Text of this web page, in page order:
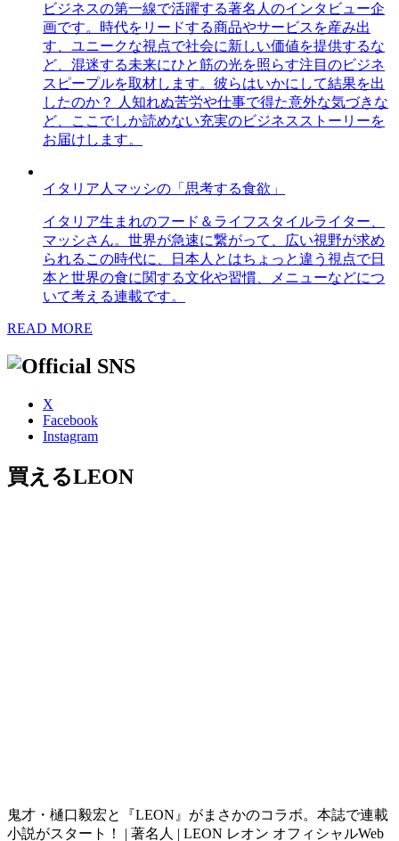
ビジネスの第一線で活躍する著名人のインタビュー企
画です。時代をリードする商品やサービスを産み出
す、ユニークな視点で社会に新しい価値を提供するな
ど、混迷する未来にひと筋の光を照らす注目のビジネ
スピープルを取材します。彼らはいかにして結果を出
したのか？ 人知れぬ苦労や仕事で得た意外な気づきな
ど、ここでしか読めない充実のビジネスストーリーを
お届けします。
イタリア人マッシの「思考する食欲」
イタリア生まれのフード＆ライフスタイルライター、
マッシさん。世界が急速に繋がって、広い視野が求め
られるこの時代に、日本人とはちょっと違う視点で日
本と世界の食に関する文化や習慣、メニューなどにつ
いて考える連載です。
READ MORE
X
Facebook
Instagram
買えるLEON
鬼才・樋口毅宏と『LEON』がまさかのコラボ。本誌で連載
小説がスタート！ | 著名人 | LEON レオン オフィシャルWeb